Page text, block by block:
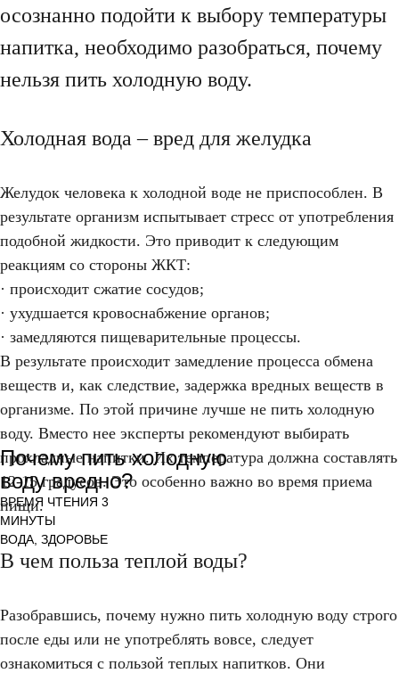
Почему пить холодную
воду вредно?
ВРЕМЯ ЧТЕНИЯ 3
МИНУТЫ
ВОДА, ЗДОРОВЬЕ
осознанно подойти к выбору температуры
напитка, необходимо разобраться, почему
нельзя пить холодную воду.
Холодная вода – вред для желудка
Желудок человека к холодной воде не приспособлен. В
результате организм испытывает стресс от употребления
подобной жидкости. Это приводит к следующим
реакциям со стороны ЖКТ:
· происходит сжатие сосудов;
· ухудшается кровоснабжение органов;
· замедляются пищеварительные процессы.
В результате происходит замедление процесса обмена
веществ и, как следствие, задержка вредных веществ в
организме. По этой причине лучше не пить холодную
воду. Вместо нее эксперты рекомендуют выбирать
прохладные напитки. Их температура должна составлять
12-15 градусов. Это особенно важно во время приема
пищи.
В чем польза теплой воды?
Разобравшись, почему нужно пить холодную воду строго
после еды или не употреблять вовсе, следует
ознакомиться с пользой теплых напитков. Они